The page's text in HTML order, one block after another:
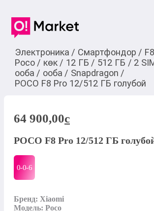
Электроника / Смартфондор /
Poco / көк / 12 ГБ / 512 ГБ / 2
ооба / ооба / Snapdragon /
POCO F8 Pro 12/512 ГБ голубой
64 900,00c
POCO F8 Pro 12/512 ГБ
0-0-6
Бренд: Xiaomi
Модель: Poco